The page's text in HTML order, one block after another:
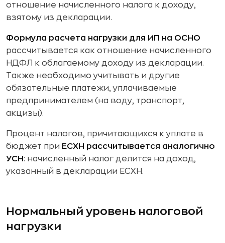
отношение начисленного налога к доходу,
взятому из декларации.
Формула расчета нагрузки для ИП на ОСНО
рассчитывается как отношение начисленного
НДФЛ к облагаемому доходу из декларации.
Также необходимо учитывать и другие
обязательные платежи, уплачиваемые
предпринимателем (на воду, транспорт,
акцизы).
Процент налогов, причитающихся к уплате в
бюджет при ЕСХН рассчитывается аналогично
УСН: начисленный налог делится на доход,
указанный в декларации ЕСХН.
Нормальный уровень налоговой
нагрузки